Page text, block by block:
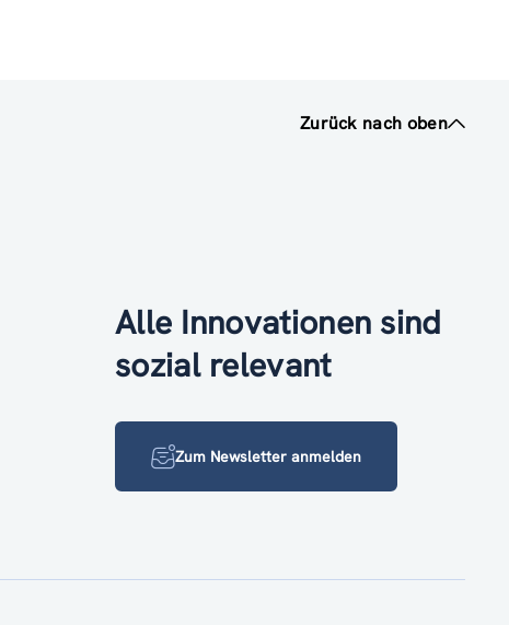
Zurück nach oben
Alle Innovationen sind
sozial relevant
Zum Newsletter anmelden